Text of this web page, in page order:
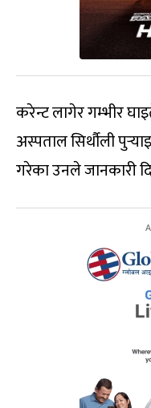
करेन्ट लागेर गम्भीर
अस्पताल सिर्थौली
गरेका उनले जानकारी